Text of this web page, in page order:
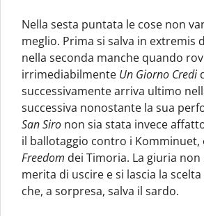
Nella sesta puntata le cose non
meglio. Prima si salva in extremis
nella seconda manche quando
irrimediabilmente Un Giorno Credi
successivamente arriva ultimo
successiva nonostante la sua
San Siro non sia stata invece
il ballotaggio contro i Komminuet,
Freedom dei Timoria. La giuria non
merita di uscire e si lascia la
che, a sorpresa, salva il sardo.